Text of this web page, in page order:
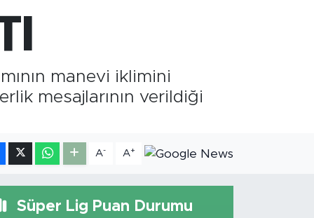
manevi iklimini
mesajlarının verildiği
A- A+
Süper Lig Puan Durumu